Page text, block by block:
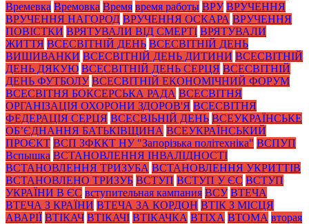
Времевка Времовка Время время работы ВРУ ВРУЧЕННЯ
ВРУЧЕННЯ НАГОРОД ВРУЧЕННЯ ОСКАРА ВРУЧЕННЯ
ПОВІСТКИ ВРЯТУВАЛИ ВІД СМЕРТІ ВРЯТУВАЛИ
ЖИТТЯ ВСЕСВІТНІЙ ДЕНЬ ВСЕСВІТНІЙ ДЕНЬ
ВИШИВАНКИ ВСЕСВІТНІЙ ДЕНЬ ДИТИНИ ВСЕСВІТНІЙ
ДЕНЬ ДЯКУЮ ВСЕСВІТНІЙ ДЕНЬ СЕРЦЯ ВСЕСВІТНІЙ
ДЕНЬ ФУТБОЛУ ВСЕСВІТНІЙ ЕКОНОМІЧНИЙ ФОРУМ
ВСЕСВІТНЯ БОКСЕРСЬКА РАДА ВСЕСВІТНЯ
ОРГАНІЗАЦІЯ ОХОРОНИ ЗДОРОВ'Я ВСЕСВІТНЯ
ФЕДЕРАЦІЯ СЕРЦЯ ВСЕСВІЬНІЙ ДЕНЬ ВСЕУКРАЇНСЬКЕ
ОБ’ЄДНАННЯ БАТЬКІВЩИНА ВСЕУКРАЇНСЬКИЙ
ПРОЄКТ ВСП ЗФККТ НУ "Запорізька політехніка" ВСПУП
Вспышка ВСТАНОВЛЕННЯ ІНВАЛІДНОСТІ
ВСТАНОВЛЕННЯ ТРИЗУБА ВСТАНОВЛЕННЯ УКРИТТІВ
ВСТАНОВЛЕНО ТРИЗУБ ВСТУП ВСТУП У ЄС ВСТУП
УКРАЇНИ В ЄС вступительная кампания ВСУ ВТЕЧА
ВТЕЧА З КРАЇНИ ВТЕЧА ЗА КОРДОН ВТІК З МІСЦЯ
АВАРІЇ ВТІКАЧ ВТІКАЧІ ВТІКАЧКА ВТІХА ВТОМА вторая